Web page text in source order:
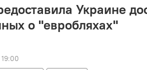
Украине
о "евробляхах"